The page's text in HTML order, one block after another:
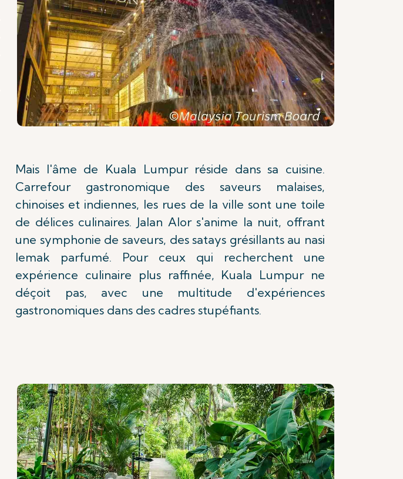
Mais l'âme de Kuala Lumpur réside dans sa cuisine.
Carrefour gastronomique des saveurs malaises,
chinoises et indiennes, les rues de la ville sont une toile
de délices culinaires. Jalan Alor s'anime la nuit, offrant
une symphonie de saveurs, des satays grésillants au nasi
lemak parfumé. Pour ceux qui recherchent une
expérience culinaire plus raffinée, Kuala Lumpur ne
déçoit pas, avec une multitude d'expériences
gastronomiques dans des cadres stupéfiants.